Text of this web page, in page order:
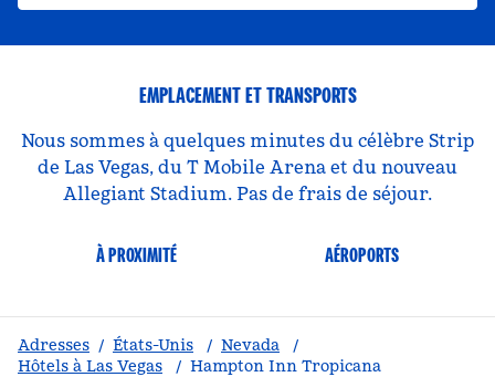
EMPLACEMENT ET TRANSPORTS
Nous sommes à quelques minutes du célèbre Strip
de Las Vegas, du T Mobile Arena et du nouveau
Allegiant Stadium. Pas de frais de séjour.
À PROXIMITÉ AÉROPORTS
Adresses / États-Unis / Nevada
/
Hôtels à Las Vegas
/ Hampton Inn Tropicana